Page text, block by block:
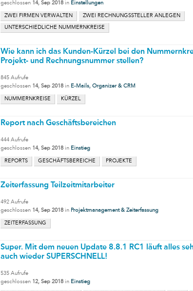
geschlossen 14, Sep 2018 in Einstellungen
ZWEI FIRMEN VERWALTEN ZWEI RECHNUNGSSTELLER ANLEGEN
UNTERSCHIEDLICHE NUMMERNKREISE
Wie kann ich das Kunden-Kürzel bei den
Projekt- und Rechnungsnummer stellen?
845 Aufrufe
geschlossen 14, Sep 2018 in E-Mails, Organizer & CRM
NUMMERNKREISE KÜRZEL
Report nach Geschäftsbereichen
444 Aufrufe
geschlossen 14, Sep 2018 in Einstieg
REPORTS GESCHÄFTSBEREICHE PROJEKTE
Zeiterfassung Teilzeitmitarbeiter
492 Aufrufe
geschlossen 14, Sep 2018 in Projektmanagement & Zeiterfassung
ZEITERFASSUNG
Super. Mit dem neuen Update 8.8.1 RC1 läuft alles
auch wieder SUPERSCHNELL!
535 Aufrufe
geschlossen 12, Sep 2018 in Einstieg